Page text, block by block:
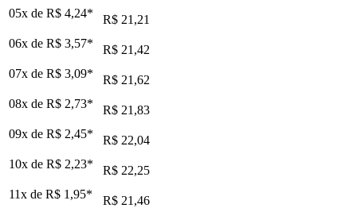
05x de R$ 4,24*
R$ 21,21
06x de R$ 3,57*
R$ 21,42
07x de R$ 3,09*
R$ 21,62
08x de R$ 2,73*
R$ 21,83
09x de R$ 2,45*
R$ 22,04
10x de R$ 2,23*
R$ 22,25
11x de R$ 1,95*
R$ 21,46